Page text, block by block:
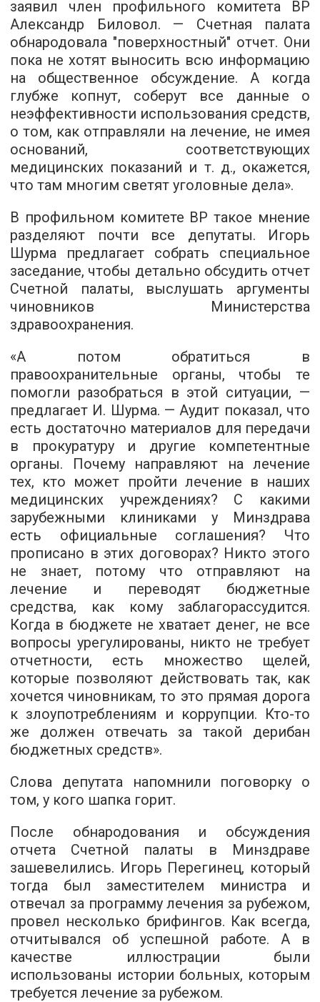
заявил член профильного комитета ВР
Александр Биловол. — Счетная палата
обнародовала "поверхностный" отчет. Они
пока не хотят выносить всю информацию
на общественное обсуждение. А когда
глубже копнут, соберут все данные о
неэффективности использования средств,
о том, как отправляли на лечение, не имея
оснований, соответствующих
медицинских показаний и т. д., окажется,
что там многим светят уголовные дела».
В профильном комитете ВР такое мнение
разделяют почти все депутаты. Игорь
Шурма предлагает собрать специальное
заседание, чтобы детально обсудить отчет
Счетной палаты, выслушать аргументы
чиновников Министерства
здравоохранения.
«А потом обратиться в
правоохранительные органы, чтобы те
помогли разобраться в этой ситуации, —
предлагает И. Шурма. — Аудит показал, что
есть достаточно материалов для передачи
в прокуратуру и другие компетентные
органы. Почему направляют на лечение
тех, кто может пройти лечение в наших
медицинских учреждениях? С какими
зарубежными клиниками у Минздрава
есть официальные соглашения? Что
прописано в этих договорах? Никто этого
не знает, потому что отправляют на
лечение и переводят бюджетные
средства, как кому заблагорассудится.
Когда в бюджете не хватает денег, не все
вопросы урегулированы, никто не требует
отчетности, есть множество щелей,
которые позволяют действовать так, как
хочется чиновникам, то это прямая дорога
к злоупотреблениям и коррупции. Кто-то
же должен отвечать за такой дерибан
бюджетных средств».
Слова депутата напомнили поговорку о
том, у кого шапка горит.
После обнародования и обсуждения
отчета Счетной палаты в Минздраве
зашевелились. Игорь Перегинец, который
тогда был заместителем министра и
отвечал за программу лечения за рубежом,
провел несколько брифингов. Как всегда,
отчитывался об успешной работе. А в
качестве иллюстрации были
использованы истории больных, которым
требуется лечение за рубежом.